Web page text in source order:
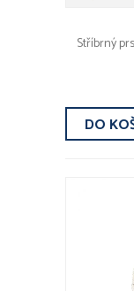
Stříbrný
DO